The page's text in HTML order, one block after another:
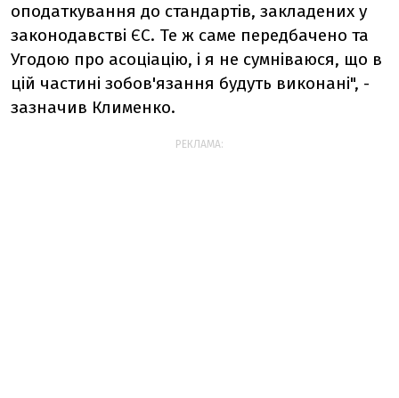
оподаткування до стандартів, закладених у
законодавстві ЄС. Те ж саме передбачено та
Угодою про асоціацію, і я не сумніваюся, що в
цій частині зобов'язання будуть виконані", -
зазначив Клименко.
РЕКЛАМА: